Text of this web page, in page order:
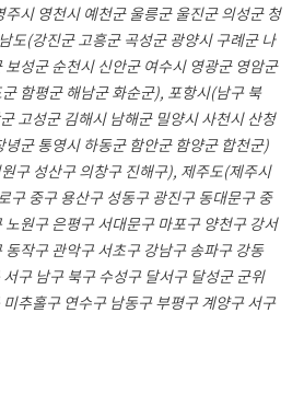
시 영천시 예천군 울릉군 울진군 의성군 청
도(강진군 고흥군 곡성군 광양시 구례군 나
성군 순천시 신안군 여수시 영광군 영암군
함평군 해남군 화순군), 포항시(남구 북
고성군 김해시 남해군 밀양시 사천시 산청
군 통영시 하동군 함안군 함양군 합천군)
구 성산구 의창구 진해구), 제주도(제주시
구 중구 용산구 성동구 광진구 동대문구 중
원구 은평구 서대문구 마포구 양천구 강서
작구 관악구 서초구 강남구 송파구 강동
구 남구 북구 수성구 달서구 달성군 군위
추홀구 연수구 남동구 부평구 계양구 서구